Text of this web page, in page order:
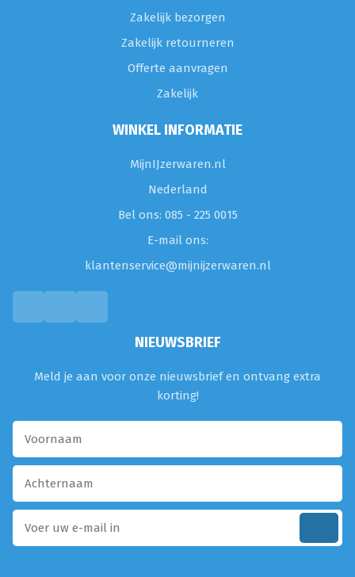
Zakelijk bezorgen
Zakelijk retourneren
Offerte aanvragen
Zakelijk
WINKEL INFORMATIE
MijnIJzerwaren.nl
Nederland
Bel ons: 085 - 225 0015
E-mail ons:
klantenservice@mijnijzerwaren.nl
NIEUWSBRIEF
Meld je aan voor onze nieuwsbrief en ontvang extra
korting!